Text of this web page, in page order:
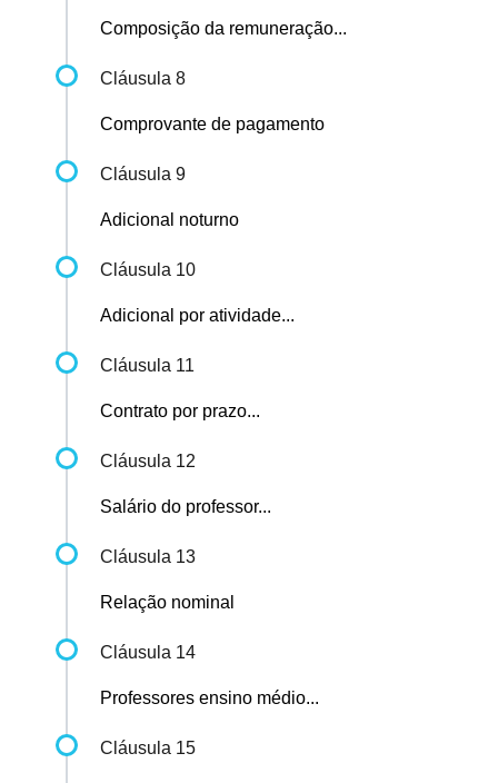
Composição da remuneração...
Cláusula 8
Comprovante de pagamento
Cláusula 9
Adicional noturno
Cláusula 10
Adicional por atividade...
Cláusula 11
Contrato por prazo...
Cláusula 12
Salário do professor...
Cláusula 13
Relação nominal
Cláusula 14
Professores ensino médio...
Cláusula 15